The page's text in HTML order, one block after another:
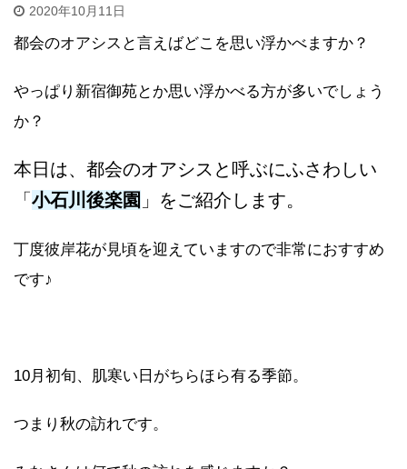
2020年10月11日
都会のオアシスと言えばどこを思い浮かべますか？
やっぱり新宿御苑とか思い浮かべる方が多いでしょう
か？
本日は、都会のオアシスと呼ぶにふさわしい
「 小石川後楽園 」をご紹介します。
丁度彼岸花が見頃を迎えていますので非常におすすめ
です♪
10月初旬、肌寒い日がちらほら有る季節。
つまり秋の訪れです。